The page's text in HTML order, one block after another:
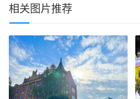
相关图片推荐